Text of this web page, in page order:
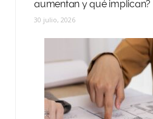
aumentan y qué implican?
30 julio, 2026